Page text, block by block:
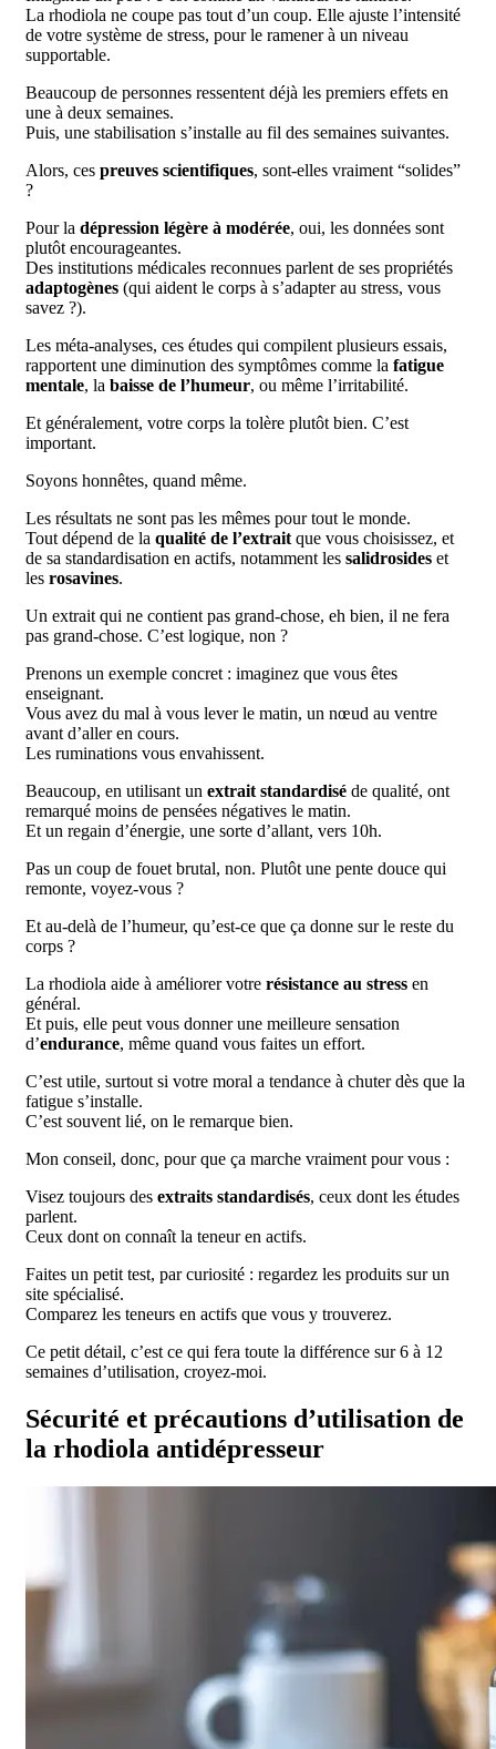
La rhodiola ne coupe pas tout d’un coup. Elle ajuste l’intensité
de votre système de stress, pour le ramener à un niveau
supportable.
Beaucoup de personnes ressentent déjà les premiers effets en
une à deux semaines.
Puis, une stabilisation s’installe au fil des semaines suivantes.
Alors, ces preuves scientifiques, sont-elles vraiment “solides”
?
Pour la dépression légère à modérée, oui, les données sont
plutôt encourageantes.
Des institutions médicales reconnues parlent de ses propriétés
adaptogènes (qui aident le corps à s’adapter au stress, vous
savez ?).
Les méta-analyses, ces études qui compilent plusieurs essais,
rapportent une diminution des symptômes comme la fatigue
mentale, la baisse de l’humeur, ou même l’irritabilité.
Et généralement, votre corps la tolère plutôt bien. C’est
important.
Soyons honnêtes, quand même.
Les résultats ne sont pas les mêmes pour tout le monde.
Tout dépend de la qualité de l’extrait que vous choisissez, et
de sa standardisation en actifs, notamment les salidrosides et
les rosavines.
Un extrait qui ne contient pas grand-chose, eh bien, il ne fera
pas grand-chose. C’est logique, non ?
Prenons un exemple concret : imaginez que vous êtes
enseignant.
Vous avez du mal à vous lever le matin, un nœud au ventre
avant d’aller en cours.
Les ruminations vous envahissent.
Beaucoup, en utilisant un extrait standardisé de qualité, ont
remarqué moins de pensées négatives le matin.
Et un regain d’énergie, une sorte d’allant, vers 10h.
Pas un coup de fouet brutal, non. Plutôt une pente douce qui
remonte, voyez-vous ?
Et au-delà de l’humeur, qu’est-ce que ça donne sur le reste du
corps ?
La rhodiola aide à améliorer votre résistance au stress en
général.
Et puis, elle peut vous donner une meilleure sensation
d’endurance, même quand vous faites un effort.
C’est utile, surtout si votre moral a tendance à chuter dès que la
fatigue s’installe.
C’est souvent lié, on le remarque bien.
Mon conseil, donc, pour que ça marche vraiment pour vous :
Visez toujours des extraits standardisés, ceux dont les études
parlent.
Ceux dont on connaît la teneur en actifs.
Faites un petit test, par curiosité : regardez les produits sur un
site spécialisé.
Comparez les teneurs en actifs que vous y trouverez.
Ce petit détail, c’est ce qui fera toute la différence sur 6 à 12
semaines d’utilisation, croyez-moi.
Sécurité et précautions d’utilisation de
la rhodiola antidépresseur